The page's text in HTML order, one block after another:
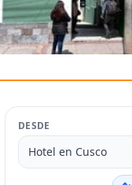
DESDE
Hotel en Cusco